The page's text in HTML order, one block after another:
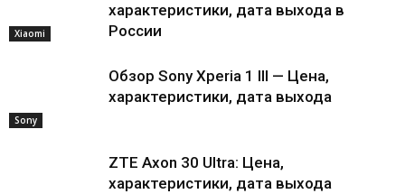
Xiaomi
характеристики, дата выхода в
России
Sony
Обзор Sony Xperia 1 III — Цена,
характеристики, дата выхода
ZTE Axon 30 Ultra: Цена,
характеристики, дата выхода